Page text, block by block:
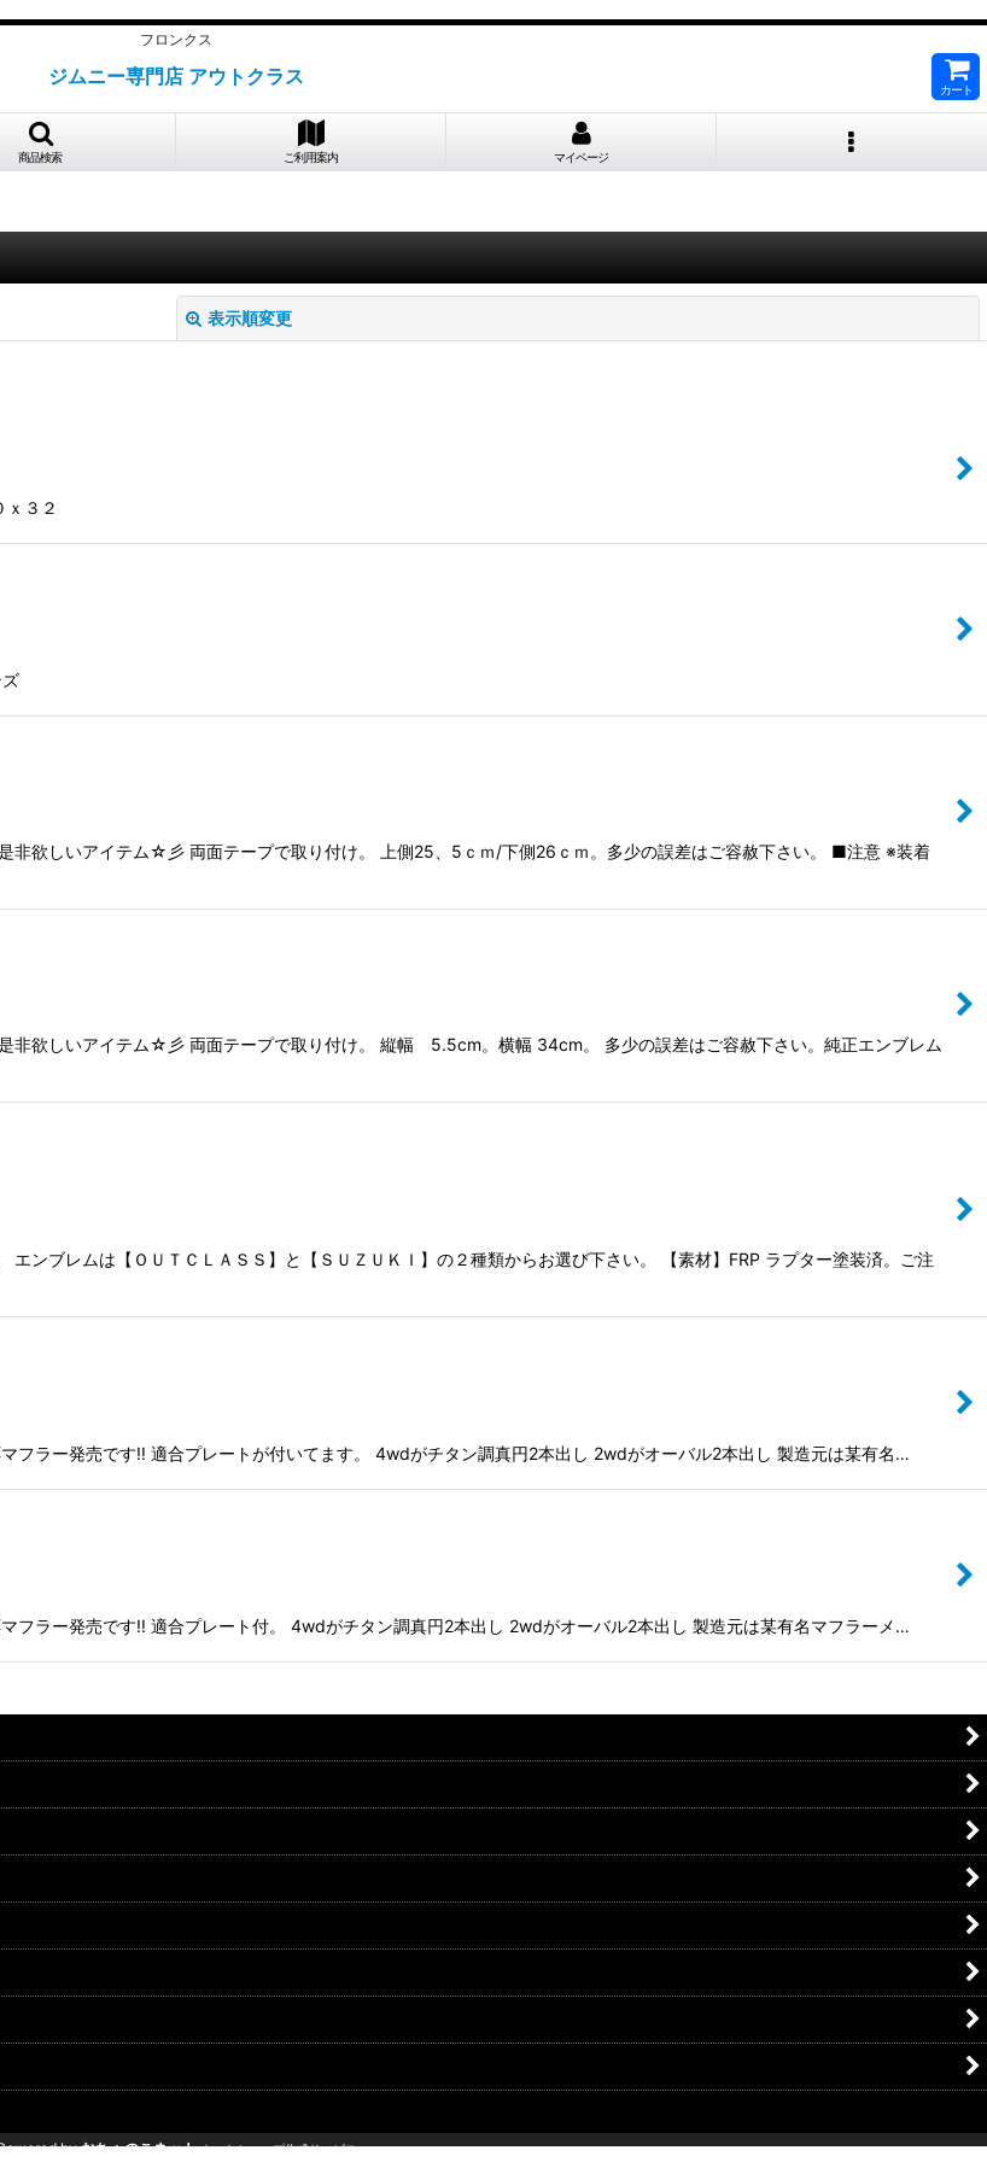
フロンクス
ジムニー専門店 アウトクラス
カート
商品検索 ご利用案内 マイページ
表示順変更
ｘ３２
非欲しいアイテム☆彡 両面テープで取り付け。 上側25、5ｃｍ/下側26ｃｍ。多少の誤差はご容赦下さい。 ■注意 ※装着
非欲しいアイテム☆彡 両面テープで取り付け。 縦幅 5.5cm。横幅 34cm。 多少の誤差はご容赦下さい。純正エンブレム
ンブレムは【ＯＵＴＣＬＡＳＳ】と【ＳＵＺＵＫＩ】の２種類からお選び下さい。 【素材】FRP ラプター塗装済。ご注
フラー発売です‼️ 適合プレートが付いてます。 4wdがチタン調真円2本出し 2wdがオーバル2本出し 製造元は某有名…
フラー発売です‼️ 適合プレート付。 4wdがチタン調真円2本出し 2wdがオーバル2本出し 製造元は某有名マフラーメ…
byおちゃのこネット ネットショップ作成サービス